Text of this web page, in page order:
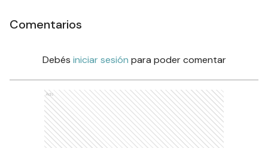
Comentarios
Debés iniciar sesión para poder comentar
Ads